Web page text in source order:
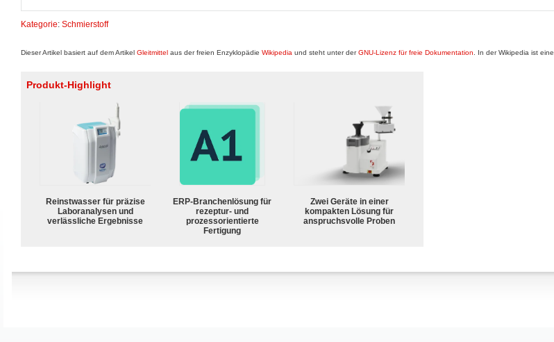
Kategorie: Schmierstoff
Dieser Artikel basiert auf dem Artikel Gleitmittel aus der freien Enzyklopädie Wikipedia und steht unter derGNU-Lizenz für freie Dokumentation . In der Wikipedia ist eine
Produkt-Highlight
Reinstwasser für präzise
Laboranalysen und
verlässliche Ergebnisse
ERP-Branchenlösung für
rezeptur- und
prozessorientierte
Fertigung
Zwei Geräte in einer
kompakten Lösung für
anspruchsvolle Proben